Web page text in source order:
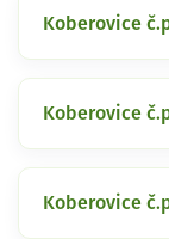
Koberovice
Koberovice
Koberovice